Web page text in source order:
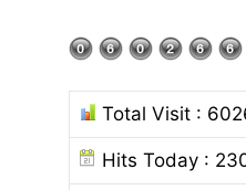
Total Visit :
Hits Today :